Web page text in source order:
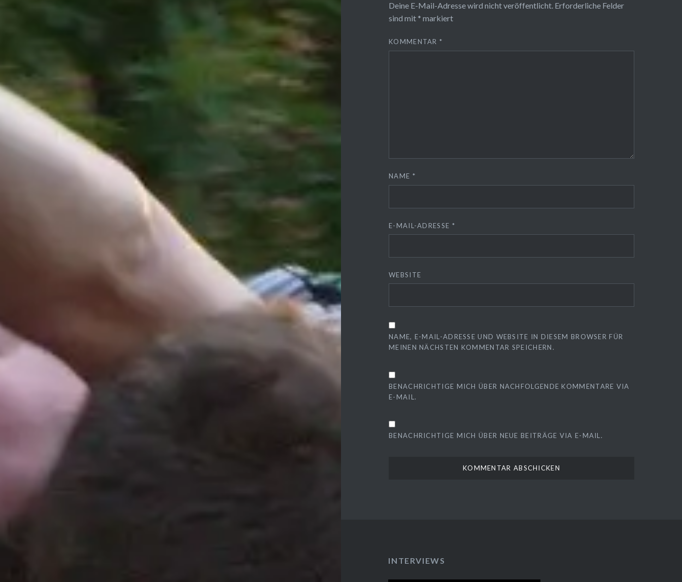
Deine E-Mail-Adresse wird nicht veröffentlicht. Erforderliche Felder
sind mit * markiert
KOMMENTAR*
NAME *
E-MAIL-ADRESSE *
WEBSITE
NAME, E-MAIL-ADRESSE UND WEBSITE IN DIESEM BROWSER FÜR
MEINEN NÄCHSTEN KOMMENTAR SPEICHERN.
BENACHRICHTIGE MICH ÜBER NACHFOLGENDE KOMMENTARE VIA
E-MAIL.
BENACHRICHTIGE MICH ÜBER NEUE BEITRÄGE VIA E-MAIL.
INTERVIEWS